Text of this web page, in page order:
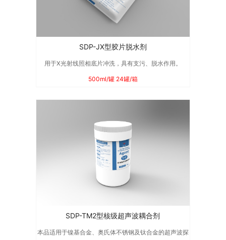
SDP-JX型胶片脱水剂
用于X光射线照相底片冲洗，具有支污、脱水作用。
500ml/罐 24罐/箱
SDP-TM2型核级超声波耦合剂
本品适用于镍基合金、奥氏体不锈钢及钛合金的超声波探